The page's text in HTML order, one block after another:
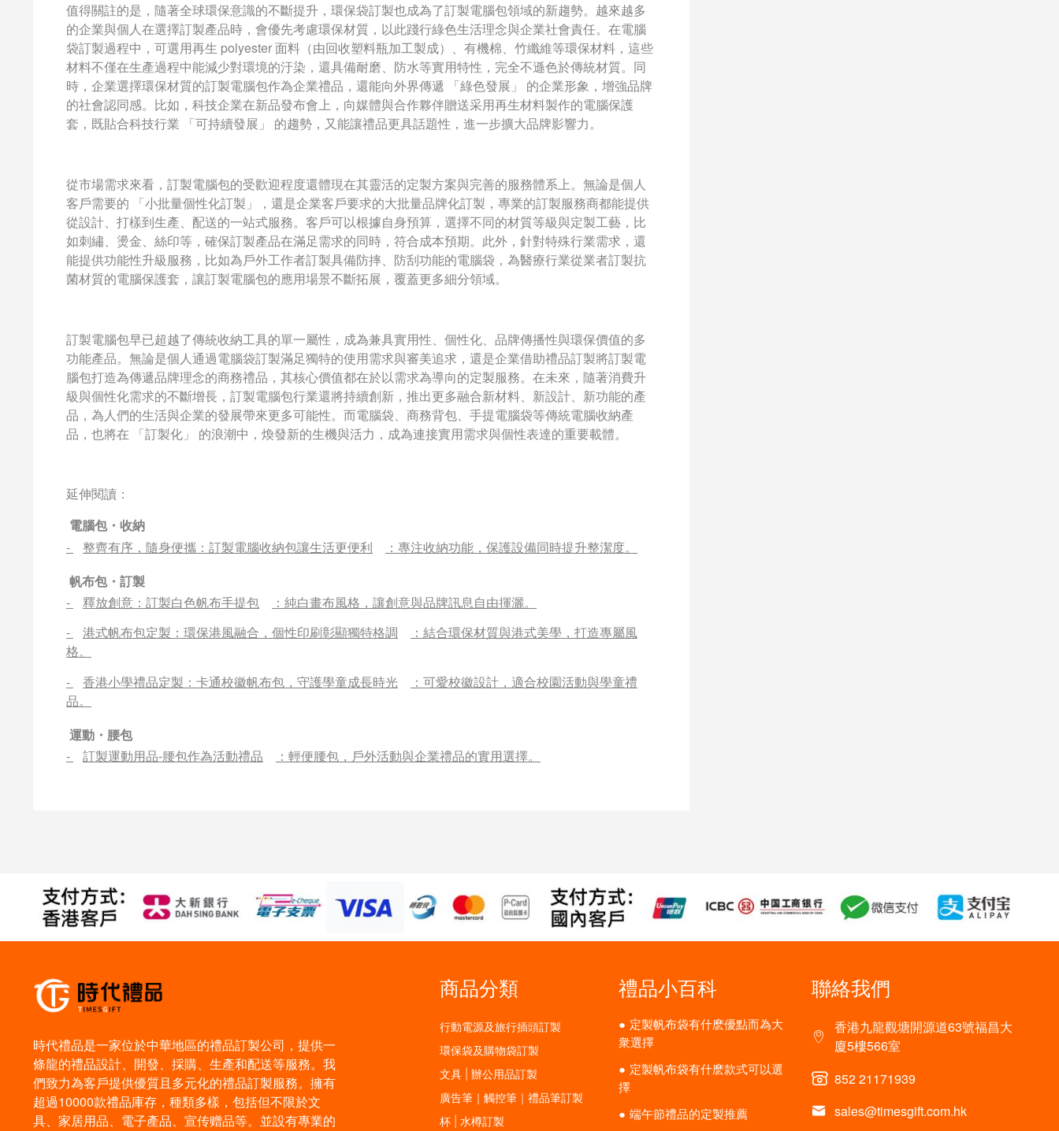
值得關註的是，隨著全球環保意識的不斷提升，環保袋訂製也成為了訂製電腦包領域的新趨勢。越來越多
的企業與個人在選擇訂製產品時，會優先考慮環保材質，以此踐行綠色生活理念與企業社會責任。在電腦
袋訂製過程中，可選用再生 polyester 面料（由回收塑料瓶加工製成）、有機棉、竹纖維等環保材料，這些
材料不僅在生產過程中能減少對環境的汙染，還具備耐磨、防水等實用特性，完全不遜色於傳統材質。同
時，企業選擇環保材質的訂製電腦包作為企業禮品，還能向外界傳遞 「綠色發展」 的企業形象，增強品牌
的社會認同感。比如，科技企業在新品發布會上，向媒體與合作夥伴贈送采用再生材料製作的電腦保護
套，既貼合科技行業 「可持續發展」 的趨勢，又能讓禮品更具話題性，進一步擴大品牌影響力。
從市場需求來看，訂製電腦包的受歡迎程度還體現在其靈活的定製方案與完善的服務體系上。無論是個人
客戶需要的 「小批量個性化訂製」，還是企業客戶要求的大批量品牌化訂製，專業的訂製服務商都能提供
從設計、打樣到生產、配送的一站式服務。客戶可以根據自身預算，選擇不同的材質等級與定製工藝，比
如刺繡、燙金、絲印等，確保訂製產品在滿足需求的同時，符合成本預期。此外，針對特殊行業需求，還
能提供功能性升級服務，比如為戶外工作者訂製具備防摔、防刮功能的電腦袋，為醫療行業從業者訂製抗
菌材質的電腦保護套，讓訂製電腦包的應用場景不斷拓展，覆蓋更多細分領域。
訂製電腦包早已超越了傳統收納工具的單一屬性，成為兼具實用性、個性化、品牌傳播性與環保價值的多
功能產品。無論是個人通過電腦袋訂製滿足獨特的使用需求與審美追求，還是企業借助禮品訂製將訂製電
腦包打造為傳遞品牌理念的商務禮品，其核心價值都在於以需求為導向的定製服務。在未來，隨著消費升
級與個性化需求的不斷增長，訂製電腦包行業還將持續創新，推出更多融合新材料、新設計、新功能的產
品，為人們的生活與企業的發展帶來更多可能性。而電腦袋、商務背包、手提電腦袋等傳統電腦收納產
品，也將在 「訂製化」 的浪潮中，煥發新的生機與活力，成為連接實用需求與個性表達的重要載體。
延伸閱讀：
電腦包・收納
-
整齊有序，隨身便攜：訂製電腦收納包讓生活更便利
：專注收納功能，保護設備同時提升整潔度。
帆布包・訂製
-
釋放創意：訂製白色帆布手提包
：純白畫布風格，讓創意與品牌訊息自由揮灑。
-
港式帆布包定製：環保港風融合，個性印刷彰顯獨特格調
：結合環保材質與港式美學，打造專屬風
格。
-
香港小學禮品定製：卡通校徽帆布包，守護學童成長時光
：可愛校徽設計，適合校園活動與學童禮
品。
運動・腰包
-
訂製運動用品-腰包作為活動禮品 ：輕便腰包，戶外活動與企業禮品的實用選擇。
時代禮品是一家位於中華地區的禮品訂製公司，提供一
條龍的禮品設計、開發、採購、生產和配送等服務。我
們致力為客戶提供優質且多元化的禮品訂製服務。擁有
超過10000款禮品庫存，種類多樣，包括但不限於文
具、家居用品、電子產品、宣传赠品等。並設有專業的
商品分類
行動電源及旅行插頭訂製
環保袋及購物袋訂製
文具 | 辦公用品訂製
廣告筆｜觸控筆｜禮品筆訂製
杯 | 水樽訂製
禮品小百科
定製帆布袋有什麽優點而為大
衆選擇
定製帆布袋有什麽款式可以選
擇
端午節禮品的定製推薦
聯絡我們
香港九龍觀塘開源道63號福昌大
廈5樓566室
852 21171939
sales@timesgift.com.hk